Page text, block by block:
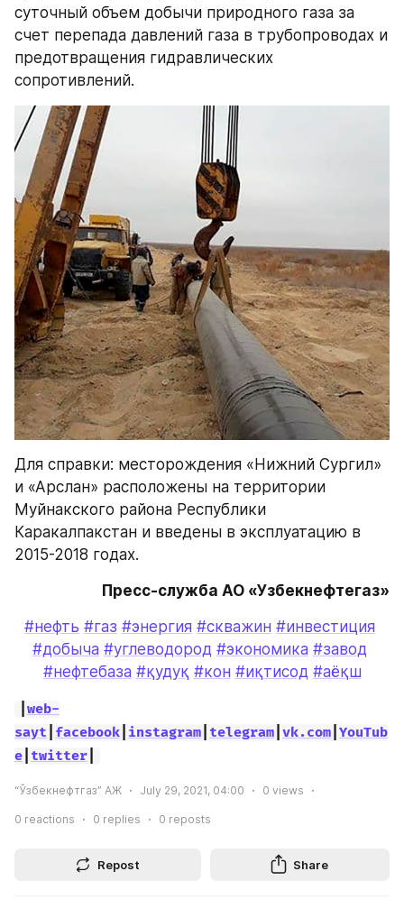
суточный объем добычи природного газа за
счет перепада давлений газа в трубопроводах и
предотвращения гидравлических
сопротивлений.
Для справки: месторождения «Нижний Сургил»
и «Арслан» расположены на территории
Муйнакского района Республики
Каракалпакстан и введены в эксплуатацию в
2015-2018 годах.
Пресс-служба АО «Узбекнефтегаз»
#нефть #газ #энергия #скважин #инвестиция
#добыча #углеводород #экономика #завод
#нефтебаза #қудуқ #кон #иқтисод #аёқш
web-
sayt facebook instagram telegram vk.com YouTub
e twitter
“Ўзбекнефтгаз” АЖ July 29, 2021, 04:00 0 views
0 reactions 0 replies 0 reposts
Repost Share